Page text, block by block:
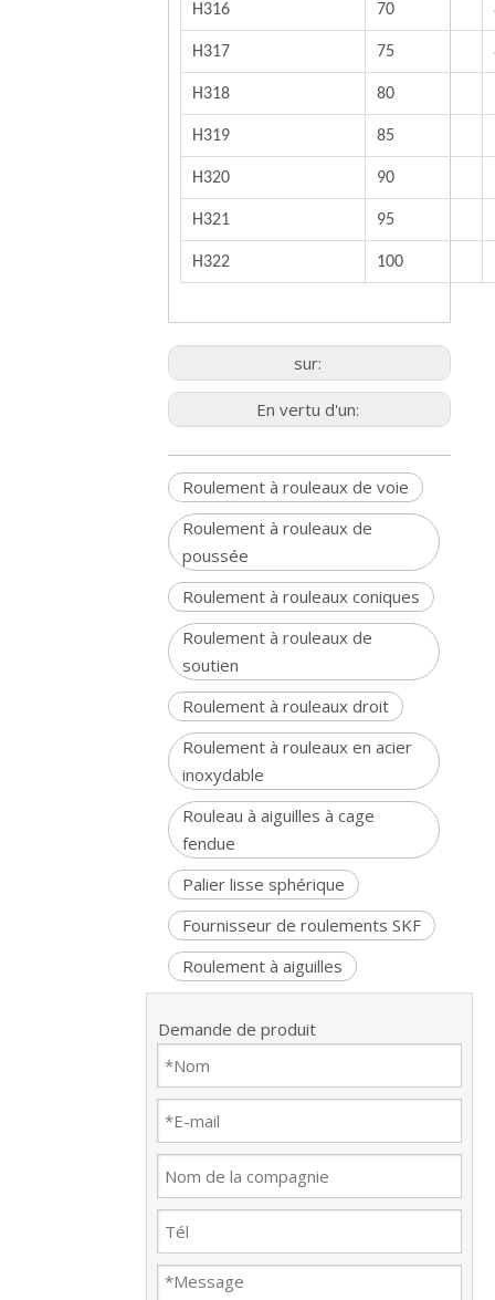
H316 70
H317 75
H318 80
H319 85
H320 90
H321 95
H322 100
sur:
En vertu d'un:
Roulement à rouleaux de voie
Roulement à rouleaux de
poussée
Roulement à rouleaux coniques
Roulement à rouleaux de
soutien
Roulement à rouleaux droit
Roulement à rouleaux en acier
inoxydable
Rouleau à aiguilles à cage
fendue
Palier lisse sphérique
Fournisseur de roulements SKF
Roulement à aiguilles
Demande de produit